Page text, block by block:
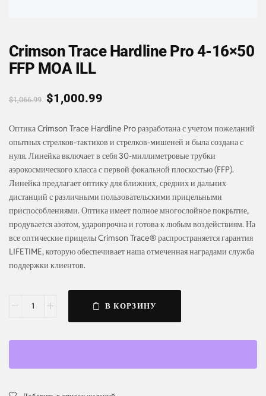
Crimson Trace Hardline Pro 4-16×50
FFP MOA ILL
$1,066.99 $1,000.99
Оптика Crimson Trace Hardline Pro разработана с учетом пожеланий
опытных стрелков-тактиков и стрелков-мишеней и была создана с
нуля. Линейка включает в себя 30-миллиметровые трубки
аэрокосмического класса с первой фокальной плоскостью (FFP).
Линейка предлагает оптику для ближних, средних и дальних
дистанций с различными пользовательскими прицельными
приспособлениями. Оптика имеет полное многослойное покрытие,
продувается азотом, ударопрочна и готова к любым воздействиям. На
все оптические прицелы Crimson Trace® распространяется гарантия
LIFETIME, которую обеспечивает наша отмеченная наградами служба
поддержки клиентов.
В КОРЗИНУ